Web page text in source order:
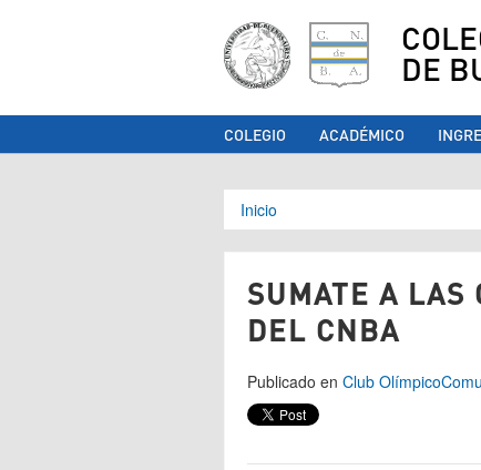
DE
COLEGIO ACADÉMICO
Se encuentra
Inicio
SUMATE A LAS
DEL CNBA
Publicado en Club Olímpico